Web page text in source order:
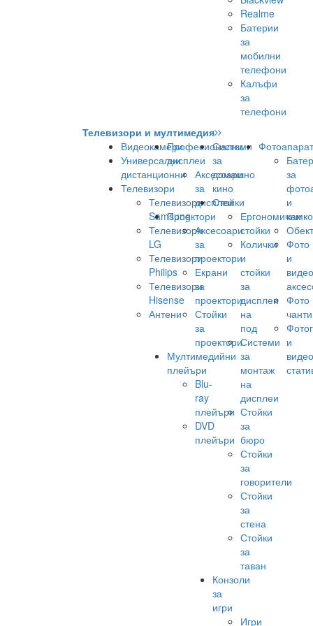
Realme
Батерии
за
мобилни
телефони
Калъфи
за
телефони
Телевизори и мултимедия
Видеокамери
Универсални
дистанционни
Телевизори
Телевизори
Samsung
Телевизори
LG
Телевизори
Philips
Телевизори
Hisense
Антени
Професионални
дисплеи
Аксесоари
за
дисплеи
Проектори
Аксесоари
за
проектори
Екрани
за
проектори
Стойки
за
проектори
Мултимедийни
плейъри
Blu-
ray
плейъри
DVD
плейъри
Системи
за
домашно
кино
Стойки
Ергономични
стойки
Колички
и
стойки
за
дисплеи
на
под
Системи
за
монтаж
на
дисплеи
Стойки
за
бюро
Стойки
за
говорители
Стойки
за
стена
Стойки
за
таван
Конзоли
за
игри
Игри
за
и
Фото
и
видео
Фото
чанти
и
видео